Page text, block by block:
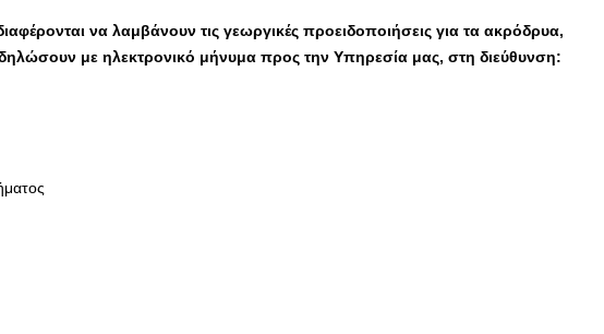
να λαμβάνουν τις γεωργικές προειδοποιήσεις για τα ακρόδρυα,
με ηλεκτρονικό μήνυμα προς την Υπηρεσία μας, στη διεύθυνση: